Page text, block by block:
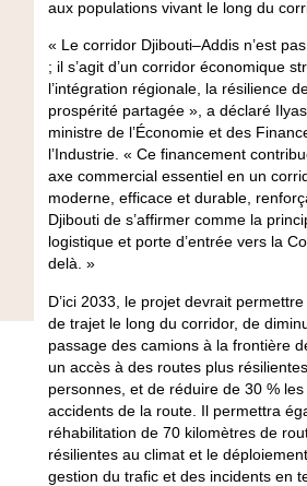
aux populations vivant le long du
« Le corridor Djibouti–Addis n’est
; il s’agit d’un corridor économique
l’intégration régionale, la résilience
prospérité partagée », a déclaré
ministre de l’Économie et des
l’Industrie. « Ce financement
axe commercial essentiel en un
moderne, efficace et durable,
Djibouti de s’affirmer comme la
logistique et porte d’entrée vers la
delà. »
D’ici 2033, le projet devrait
de trajet le long du corridor, de
passage des camions à la frontière
un accès à des routes plus
personnes, et de réduire de 30 %
accidents de la route. Il permettra
réhabilitation de 70 kilomètres de
résilientes au climat et le
gestion du trafic et des incidents en